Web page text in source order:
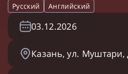
Русский Английский
03.12.2026
Казань, ул. Муштари,